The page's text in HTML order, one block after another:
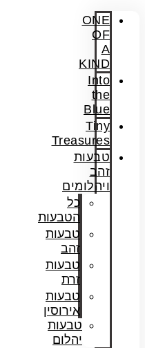
ONE
OF
A
KIND
Into
the
Blue
Tiny
Treasures
טבעות
זהב
ויהלומים
כל
הטבעות
טבעות
זהב
טבעות
זרת
טבעות
אירוסין
טבעות
יהלום